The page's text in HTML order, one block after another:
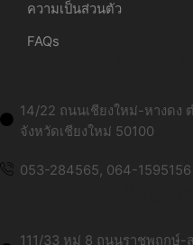
ความเป็นส่วนตัว
FAQs
14/22 ถนนเชียงใหม่-หางดง
จังหวัดเชียงใหม่ 50100
053-284565, 064-1595156
111/33 หมู่ 8 ถนนราชพฤกษ์-